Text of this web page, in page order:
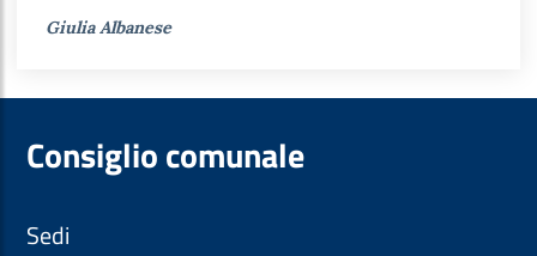
Giulia Albanese
Consiglio comunale
Sedi